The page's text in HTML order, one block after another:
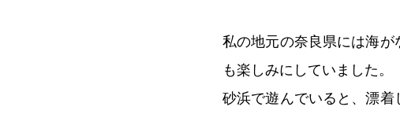
私の地元の奈良県には海
も楽しみにしていました。
砂浜で遊んでいると、漂